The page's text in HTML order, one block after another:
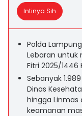
Intinya Sih
Polda
Lebaran untuk
Fitri 2025/1446
Sebanyak
Dinas
hingga Linmas
keamanan